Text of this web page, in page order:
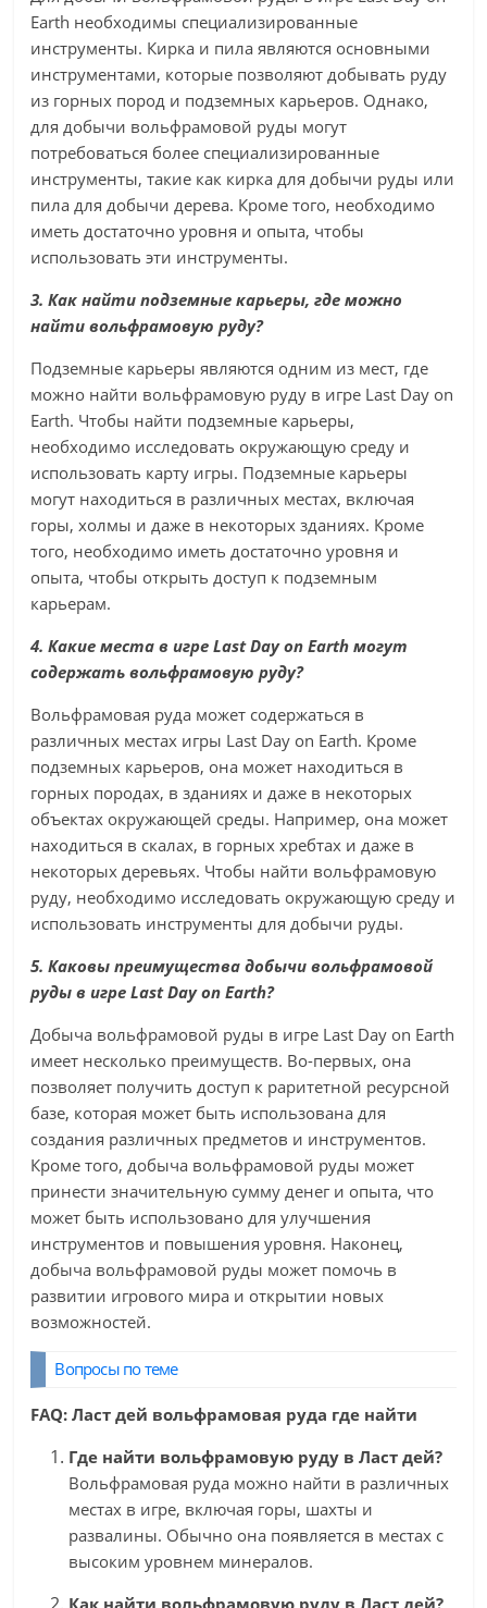
Earth необходимы специализированные
инструменты. Кирка и пила являются основными
инструментами, которые позволяют добывать руду
из горных пород и подземных карьеров. Однако,
для добычи вольфрамовой руды могут
потребоваться более специализированные
инструменты, такие как кирка для добычи руды или
пила для добычи дерева. Кроме того, необходимо
иметь достаточно уровня и опыта, чтобы
использовать эти инструменты.
3. Как найти подземные карьеры, где можно
найти вольфрамовую руду?
Подземные карьеры являются одним из мест, где
можно найти вольфрамовую руду в игре Last Day on
Earth. Чтобы найти подземные карьеры,
необходимо исследовать окружающую среду и
использовать карту игры. Подземные карьеры
могут находиться в различных местах, включая
горы, холмы и даже в некоторых зданиях. Кроме
того, необходимо иметь достаточно уровня и
опыта, чтобы открыть доступ к подземным
карьерам.
4. Какие места в игре Last Day on Earth могут
содержать вольфрамовую руду?
Вольфрамовая руда может содержаться в
различных местах игры Last Day on Earth. Кроме
подземных карьеров, она может находиться в
горных породах, в зданиях и даже в некоторых
объектах окружающей среды. Например, она может
находиться в скалах, в горных хребтах и даже в
некоторых деревьях. Чтобы найти вольфрамовую
руду, необходимо исследовать окружающую среду и
использовать инструменты для добычи руды.
5. Каковы преимущества добычи вольфрамовой
руды в игре Last Day on Earth?
Добыча вольфрамовой руды в игре Last Day on Earth
имеет несколько преимуществ. Во-первых, она
позволяет получить доступ к раритетной ресурсной
базе, которая может быть использована для
создания различных предметов и инструментов.
Кроме того, добыча вольфрамовой руды может
принести значительную сумму денег и опыта, что
может быть использовано для улучшения
инструментов и повышения уровня. Наконец,
добыча вольфрамовой руды может помочь в
развитии игрового мира и открытии новых
возможностей.
Вопросы по теме
FAQ: Ласт дей вольфрамовая руда где найти
Где найти вольфрамовую руду в Ласт дей?
Вольфрамовая руда можно найти в различных
местах в игре, включая горы, шахты и
развалины. Обычно она появляется в местах с
высоким уровнем минералов.
Как найти вольфрамовую руду в Ласт дей?